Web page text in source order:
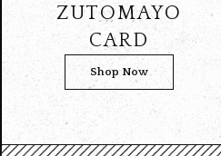
ZUTOMAYO
CARD
Shop Now